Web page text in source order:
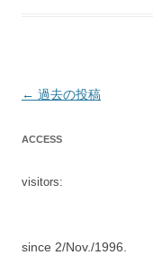
投
ナ
シ
← 過去の投稿
ACCESS
visitors:
since 2/Nov./1996.